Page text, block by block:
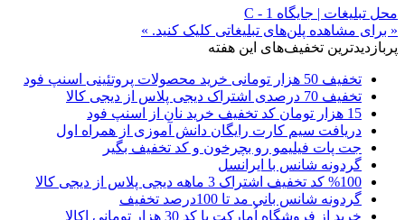
محل تبلیغات | جایگاه C - 1
« برای مشاهده پلن‌های تبلیغاتی کلیک کنید. »
پربازدیدترین تخفیف‌های این هفته
تخفیف 50 هزار تومانی خرید محصولات پروتئینی اسنپ فود
تخفیف 70 درصدی اشتراک دیجی پلاس از دیجی کالا
15 هزار تومان کد تخفیف خرید نان از اسنپ فود
دریافت سیم کارت رایگان دانش آموزی از همراه اول
جت پات فیلیمو رو بچرخون و کد تخفیف بگیر
گردونه شانس با ایرانسل
%100 کد تخفیف اشتراک 3 ماهه دیجی پلاس از دیجی کالا
گردونه شانس بانی مد تا 100درصد تخفیف
خرید از فروشگاه اُمارکت با کد 30 هزار تومانی اکالا